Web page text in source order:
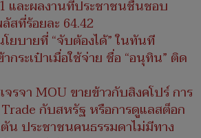
และผลงานที่ประชาชนชื่นชอบ
สที่ร้อยละ 64.42
ยบายที่ “จับต้องได้” ในทันที
กระเป๋าเมื่อใช้จ่าย ชื่อ “อนุทิน” ติด
รจา MOU ขายข้าวกับสิงคโปร์ การ
กับสหรัฐ หรือการดูแลสต็อก
น ประชาชนคนธรรมดาไม่มีทาง